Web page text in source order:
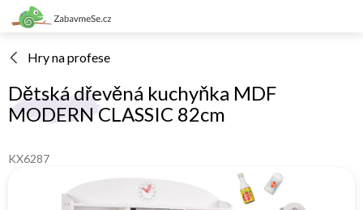
Přejít
na
Hry na profese
Dětská dřevěná kuchyňka MDF
MODERN CLASSIC 82cm
KX6287